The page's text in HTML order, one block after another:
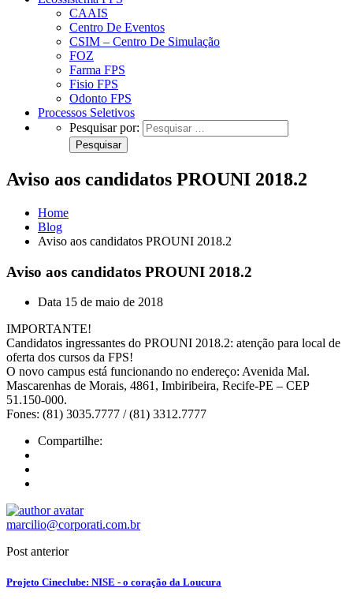
CAAIS
Centro De Eventos
CSIM – Centro De Simulação
FOZ
Farma FPS
Fisio FPS
Odonto FPS
Processos Seletivos
Pesquisar por:
Aviso aos candidatos PROUNI 2018.2
Home
Blog
Aviso aos candidatos PROUNI 2018.2
Aviso aos candidatos PROUNI 2018.2
Data 15 de maio de 2018
IMPORTANTE!
Candidatos ingressantes do PROUNI 2018.2: atenção para local de
oferta dos cursos da FPS!
O novo campus está funcionando no endereço: Avenida Mal.
Mascarenhas de Morais, 4861, Imbiribeira, Recife-PE – CEP
51.150-000.
Fones: (81) 3035.7777 / (81) 3312.7777
Compartilhe:
marcilio@corporati.com.br
Post anterior
Projeto Cineclube: NISE - o coração da Loucura